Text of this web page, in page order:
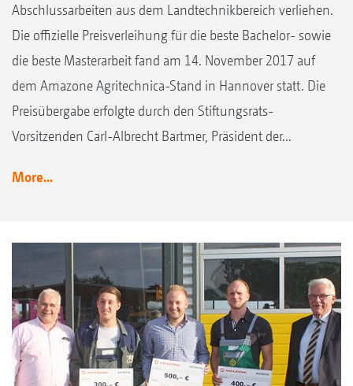
Abschlussarbeiten aus dem Landtechnikbereich verliehen.
Die offizielle Preisverleihung für die beste Bachelor- sowie
die beste Masterarbeit fand am 14. November 2017 auf
dem Amazone Agritechnica-Stand in Hannover statt. Die
Preisübergabe erfolgte durch den Stiftungsrats-
Vorsitzenden Carl-Albrecht Bartmer, Präsident der...
More...